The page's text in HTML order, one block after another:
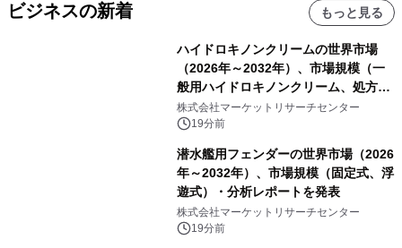
ビジネスの新着 もっと見る
ハイドロキノンクリームの世界市場
（2026年～2032年）、市場規模（一
般用ハイドロキノンクリーム、処方用
ハイドロキノンクリーム）・分析レポ
ートを発表
株式会社マーケットリサーチセンター
19分前
潜水艦用フェンダーの世界市場（2026
年～2032年）、市場規模（固定式、浮
遊式）・分析レポートを発表
株式会社マーケットリサーチセンター
19分前